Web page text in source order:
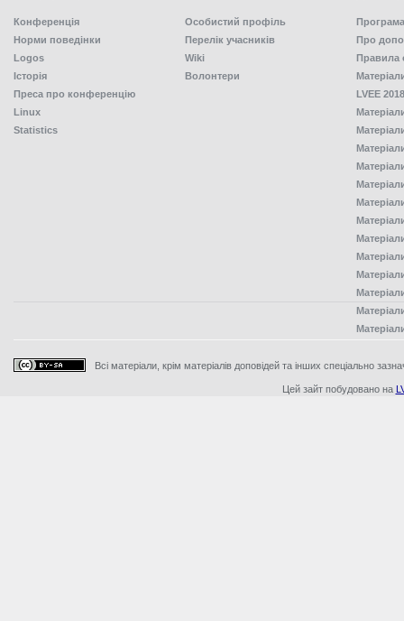
Конференція
Норми поведінки
Logos
Історія
Преса про конференцію
Linux
Statistics
Особистий профіль
Перелік учасників
Wiki
Волонтери
Про
Правила
LVEE
Всі матеріали, крім матеріалів доповідей та інших спеціально
Цей зайт побудовано на